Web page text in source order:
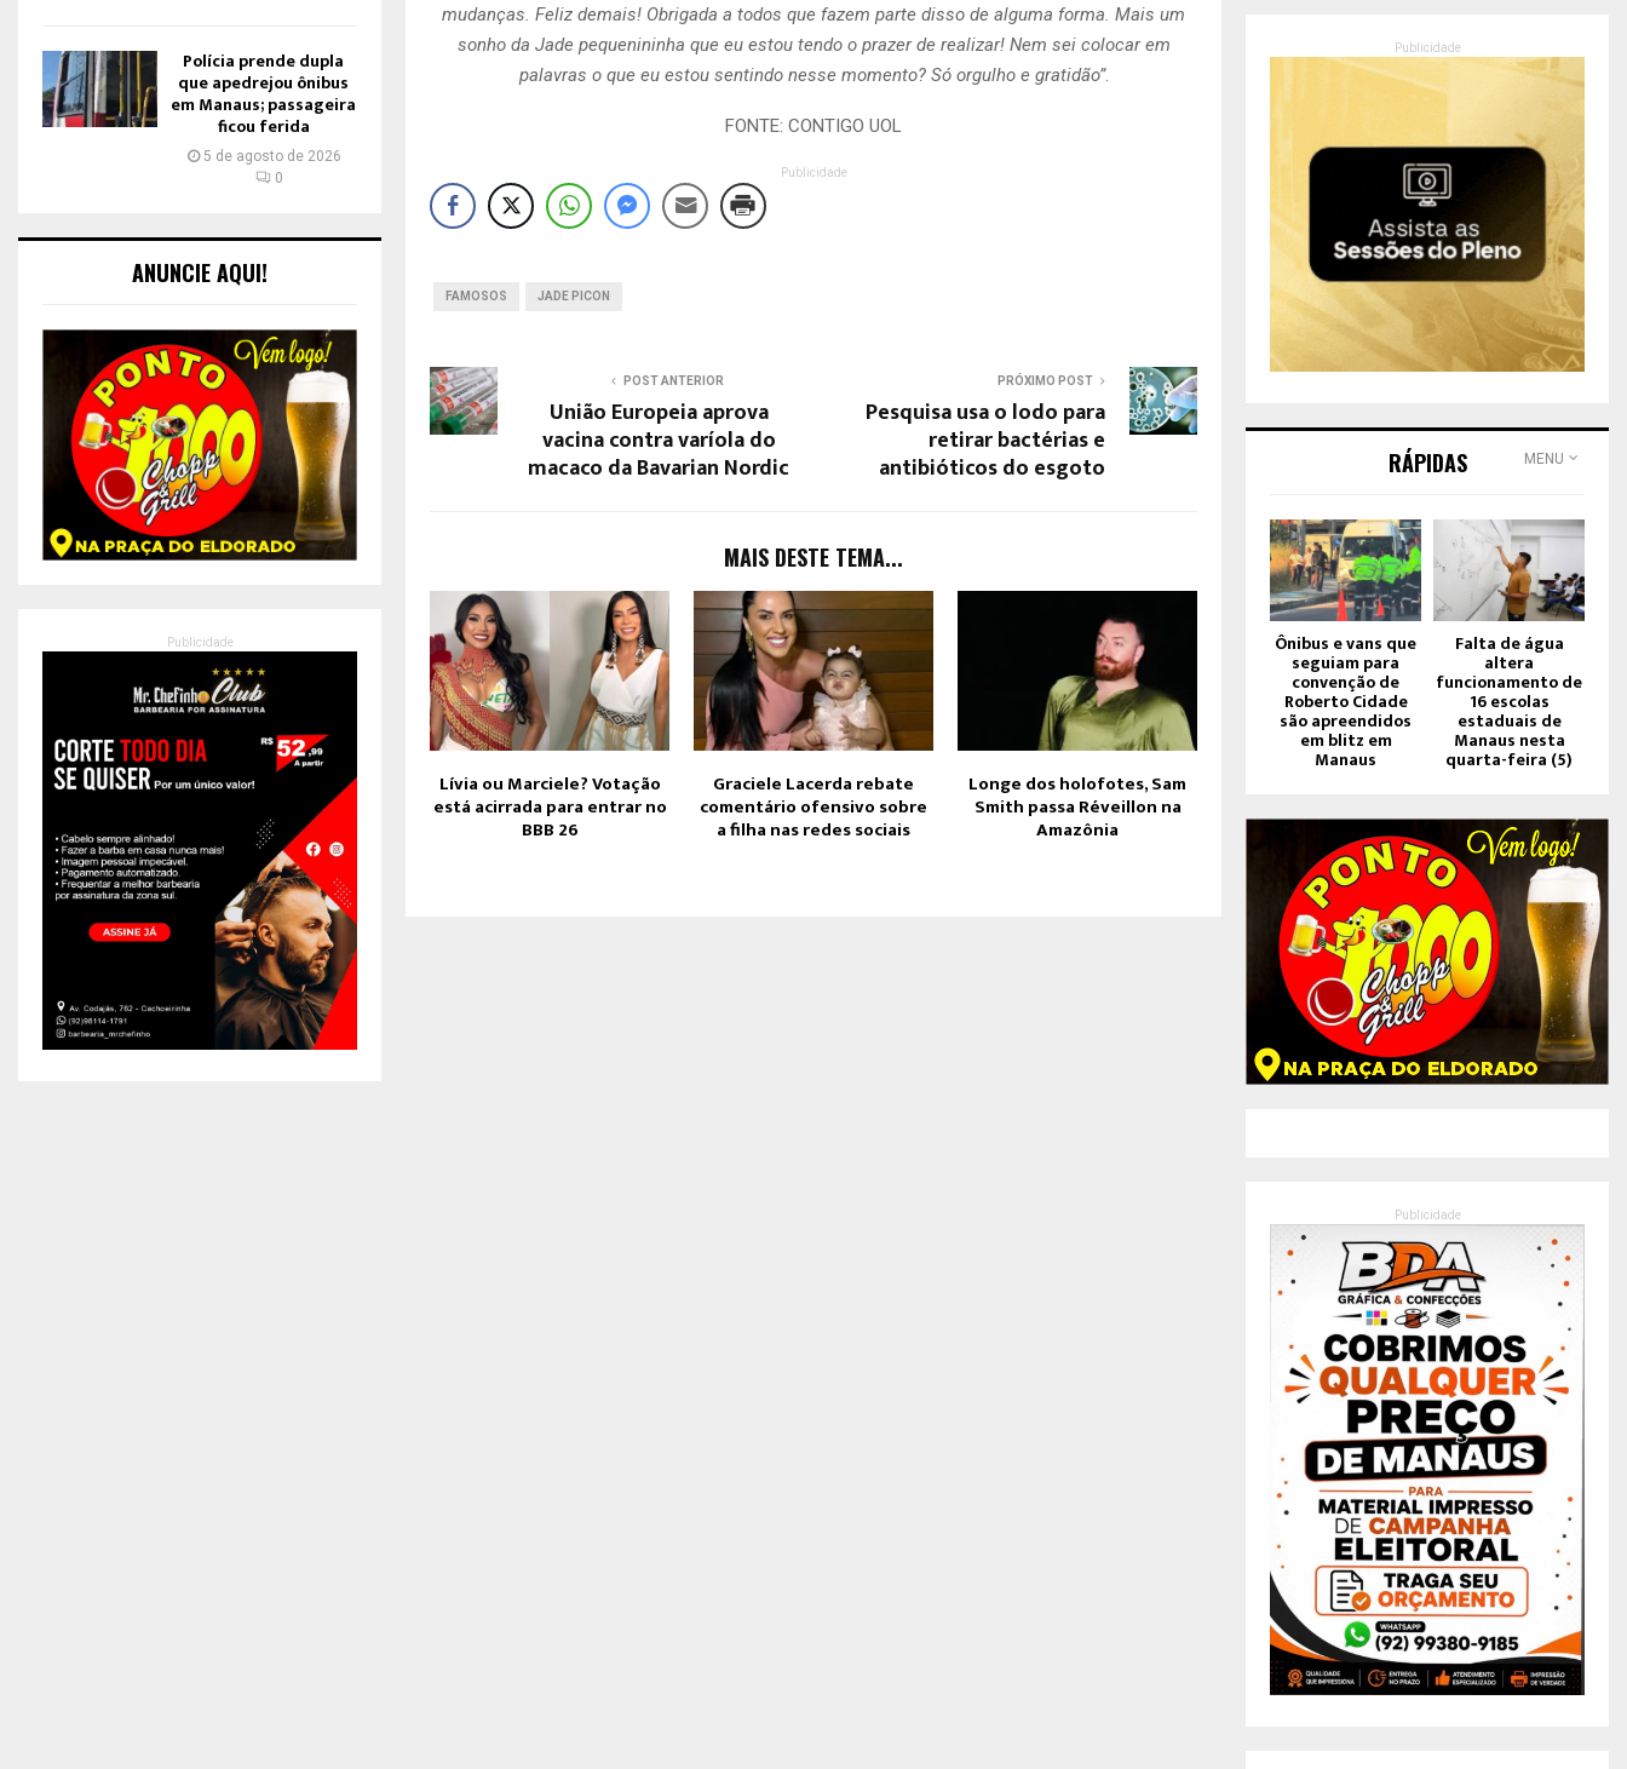
mudanças. Feliz demais! Obrigada a todos que fazem parte disso de alguma forma. Mais um
sonho da Jade pequenininha que eu estou tendo o prazer de realizar! Nem sei colocar em
palavras o que eu estou sentindo nesse momento? Só orgulho e gratidão”.
FONTE: CONTIGO UOL
Publicidade
FAMOSOS JADE PICON
POST ANTERIOR
União Europeia aprova
vacina contra varíola do
macaco da Bavarian Nordic
PRÓXIMO POST
Pesquisa usa o lodo para
retirar bactérias e
antibióticos do esgoto
MAIS DESTE TEMA...
Lívia ou Marciele? Votação
está acirrada para entrar no
BBB 26
Graciele Lacerda rebate
comentário ofensivo sobre
a filha nas redes sociais
Longe dos holofotes, Sam
Smith passa Réveillon na
Amazônia
Polícia prende dupla
que apedrejou ônibus
em Manaus; passageira
ficou ferida
5 de agosto de 2026
0
ANUNCIE AQUI!
Publicidade
Publicidade
RÁPIDAS MENU
Ônibus e vans que
seguiam para
convenção de
Roberto Cidade
são apreendidos
em blitz em
Manaus
Falta de água
altera
funcionamento de
16 escolas
estaduais de
Manaus nesta
quarta-feira (5)
Publicidade